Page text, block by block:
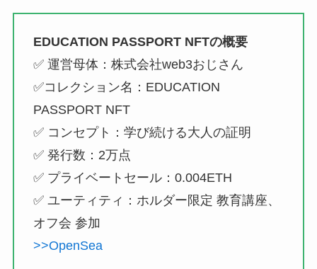
EDUCATION PASSPORT NFTの概要
✅ 運営母体：株式会社web3おじさん
✅コレクション名：EDUCATION
PASSPORT NFT
✅ コンセプト：学び続ける大人の証明
✅ 発行数：2万点
✅ プライベートセール：0.004ETH
✅ ユーティティ：ホルダー限定 教育講座、
オフ会 参加
>>OpenSea